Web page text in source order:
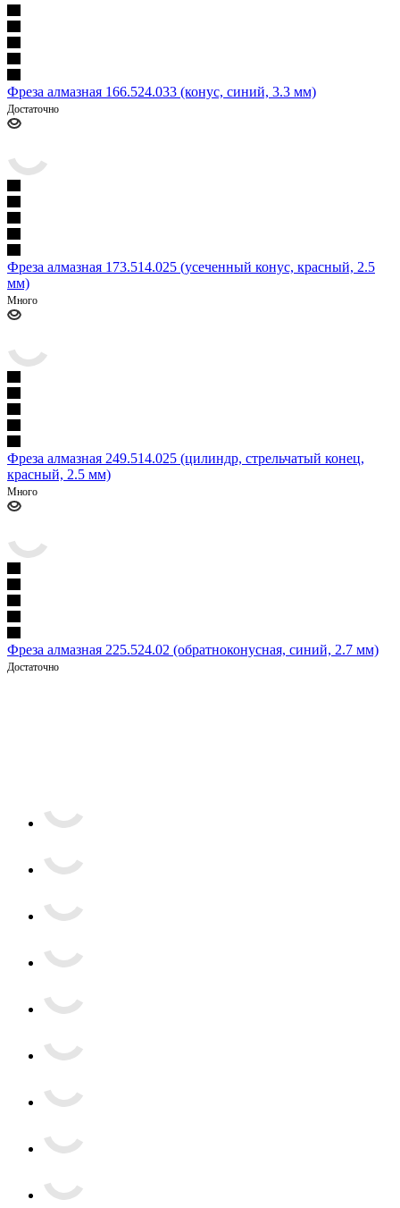
Фреза алмазная 166.524.033 (конус, синий, 3.3 мм)
Достаточно
Фреза алмазная 173.514.025 (усеченный конус, красный, 2.5
мм)
Много
Фреза алмазная 249.514.025 (цилиндр, стрельчатый конец,
красный, 2.5 мм)
Много
Фреза алмазная 225.524.02 (обратноконусная, синий, 2.7 мм)
Достаточно